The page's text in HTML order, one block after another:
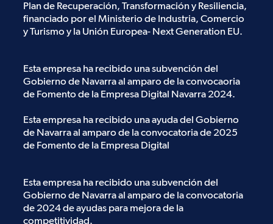
Plan de Recuperación, Transformación y Resiliencia,
financiado por el Ministerio de Industria, Comercio
y Turismo y la Unión Europea- Next Generation EU.
Esta empresa ha recibido una subvención del
Gobierno de Navarra al amparo de la convocaoria
de Fomento de la Empresa Digital Navarra 2024.
Esta empresa ha recibido una ayuda del Gobierno
de Navarra al amparo de la convocatoria de 2025
de Fomento de la Empresa Digital
Esta empresa ha recibido una subvención del
Gobierno de Navarra al amparo de la convocatoria
de 2024 de ayudas para mejora de la
competitividad.